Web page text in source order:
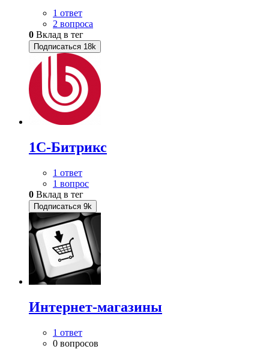
1 ответ
2 вопроса
0 Вклад в тег
Подписаться 18k
1С-Битрикс
1 ответ
1 вопрос
0 Вклад в тег
Подписаться 9k
Интернет-магазины
1 ответ
0 вопросов